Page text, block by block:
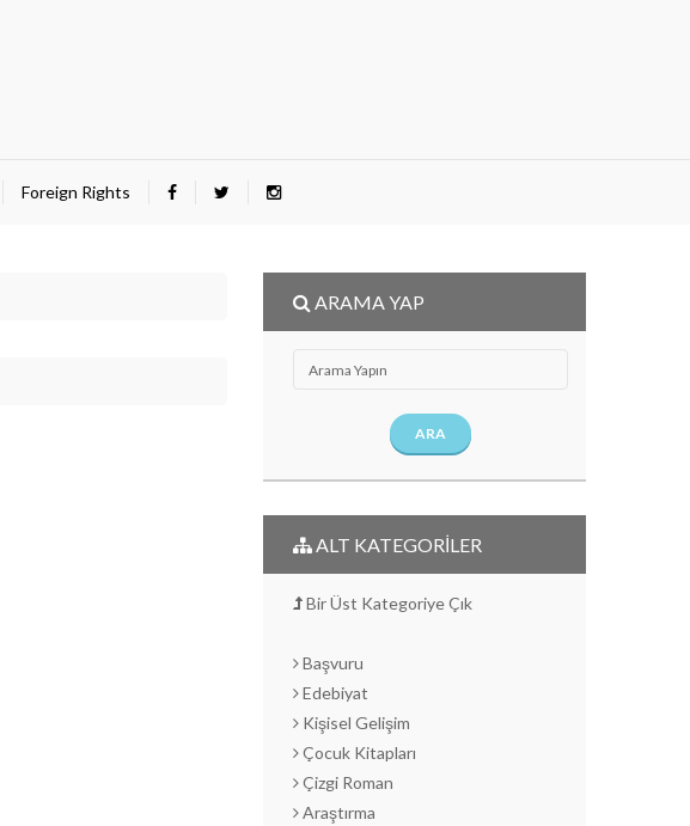
Foreign Rights
ARAMA YAP
ARA
ALT KATEGORİLER
Bir Üst Kategoriye Çık
Başvuru
Edebiyat
Kişisel Gelişim
Çocuk Kitapları
Çizgi Roman
Araştırma